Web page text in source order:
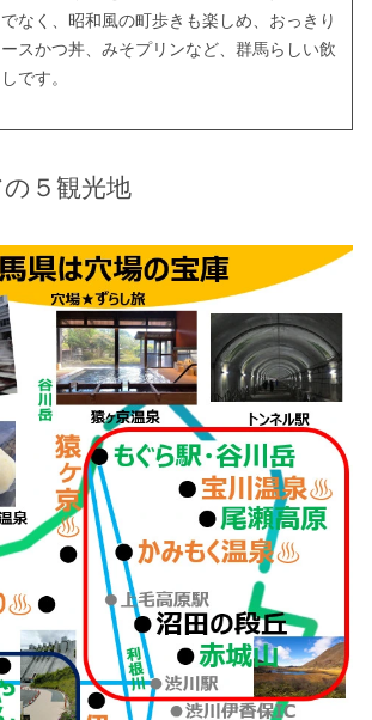
なく、昭和風の町歩きも楽しめ、おっきり
スかつ丼、みそプリンなど、群馬らしい飲
です。
５観光地